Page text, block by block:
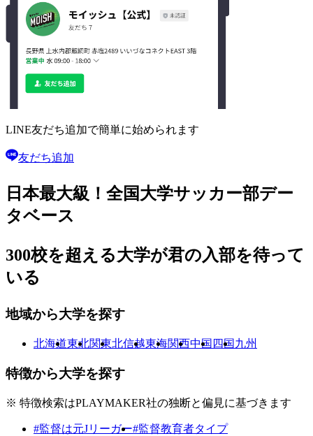
LINE友だち追加で簡単に始められます
友だち追加
日本最大級！ 全国大学サッカー部デー
タベース
300校を超える大学が君の入部を待って
いる
地域から大学を探す
北海道東北関東北信越東海関西中国 四国九州
特徴から大学を探す
※ 特徴検索はPLAYMAKER社の独断と偏見に基づきます
#監督は元Jリーガー#監督教育者タイプ